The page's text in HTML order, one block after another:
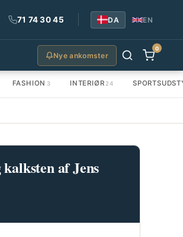
71 74 30 45 DA EN
Nye ankomster
0
FASHION 3 INTERIØR 24
af Jens